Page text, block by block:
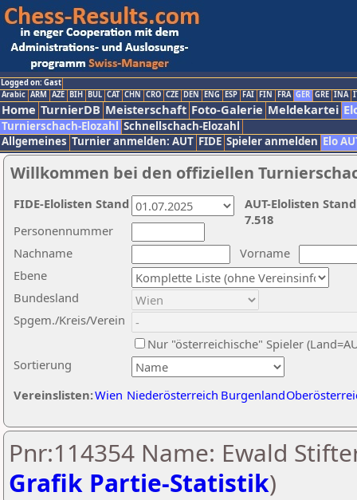
Logged on: Gast
Arabic ARM AZE BIH BUL CAT CHN CRO CZE DEN ENG ESP FAI FIN FRA GER GRE INA
Home TurnierDB Meisterschaft Foto-Galerie Meldekartei
Turnierschach-Elozahl Schnellschach-Elozahl
Allgemeines Turnier anmelden: AUT FIDE Spieler anmelden Elo
Willkommen bei den offiziellen
Nachname
Vorname
Ebene
Sortierung
Personennummer
Bundesland
Spgem./Kreis/Verein
Nur "österreichische" Spieler
Vereinslisten:Wien Niederösterreich Burgenland
AUT-Elolisten
7.518
FIDE-Elolisten Stand
Pnr:114354 Name: Ewald
Grafik Partie-Statistik)